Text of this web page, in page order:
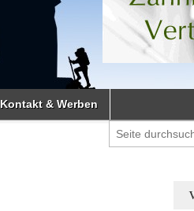
Kontakt & Werben